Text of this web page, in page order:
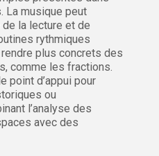
La musique peut
la lecture et de
rythmiques
plus concrets des
comme les fractions.
point d’appui pour
ou
l’analyse des
avec des